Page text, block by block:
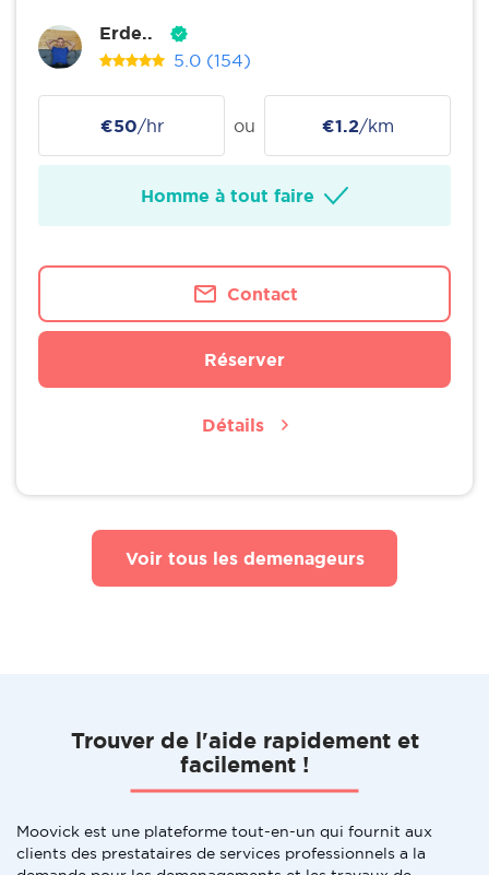
Erde..
5.0 (154)
€50/hr ou €1.2/km
Homme à tout faire
Contact
Réserver
Détails
Voir tous les demenageurs
Trouver de l'aide rapidement et
facilement !
Moovick est une plateforme tout-en-un qui fournit aux
clients des prestataires de services professionnels a la